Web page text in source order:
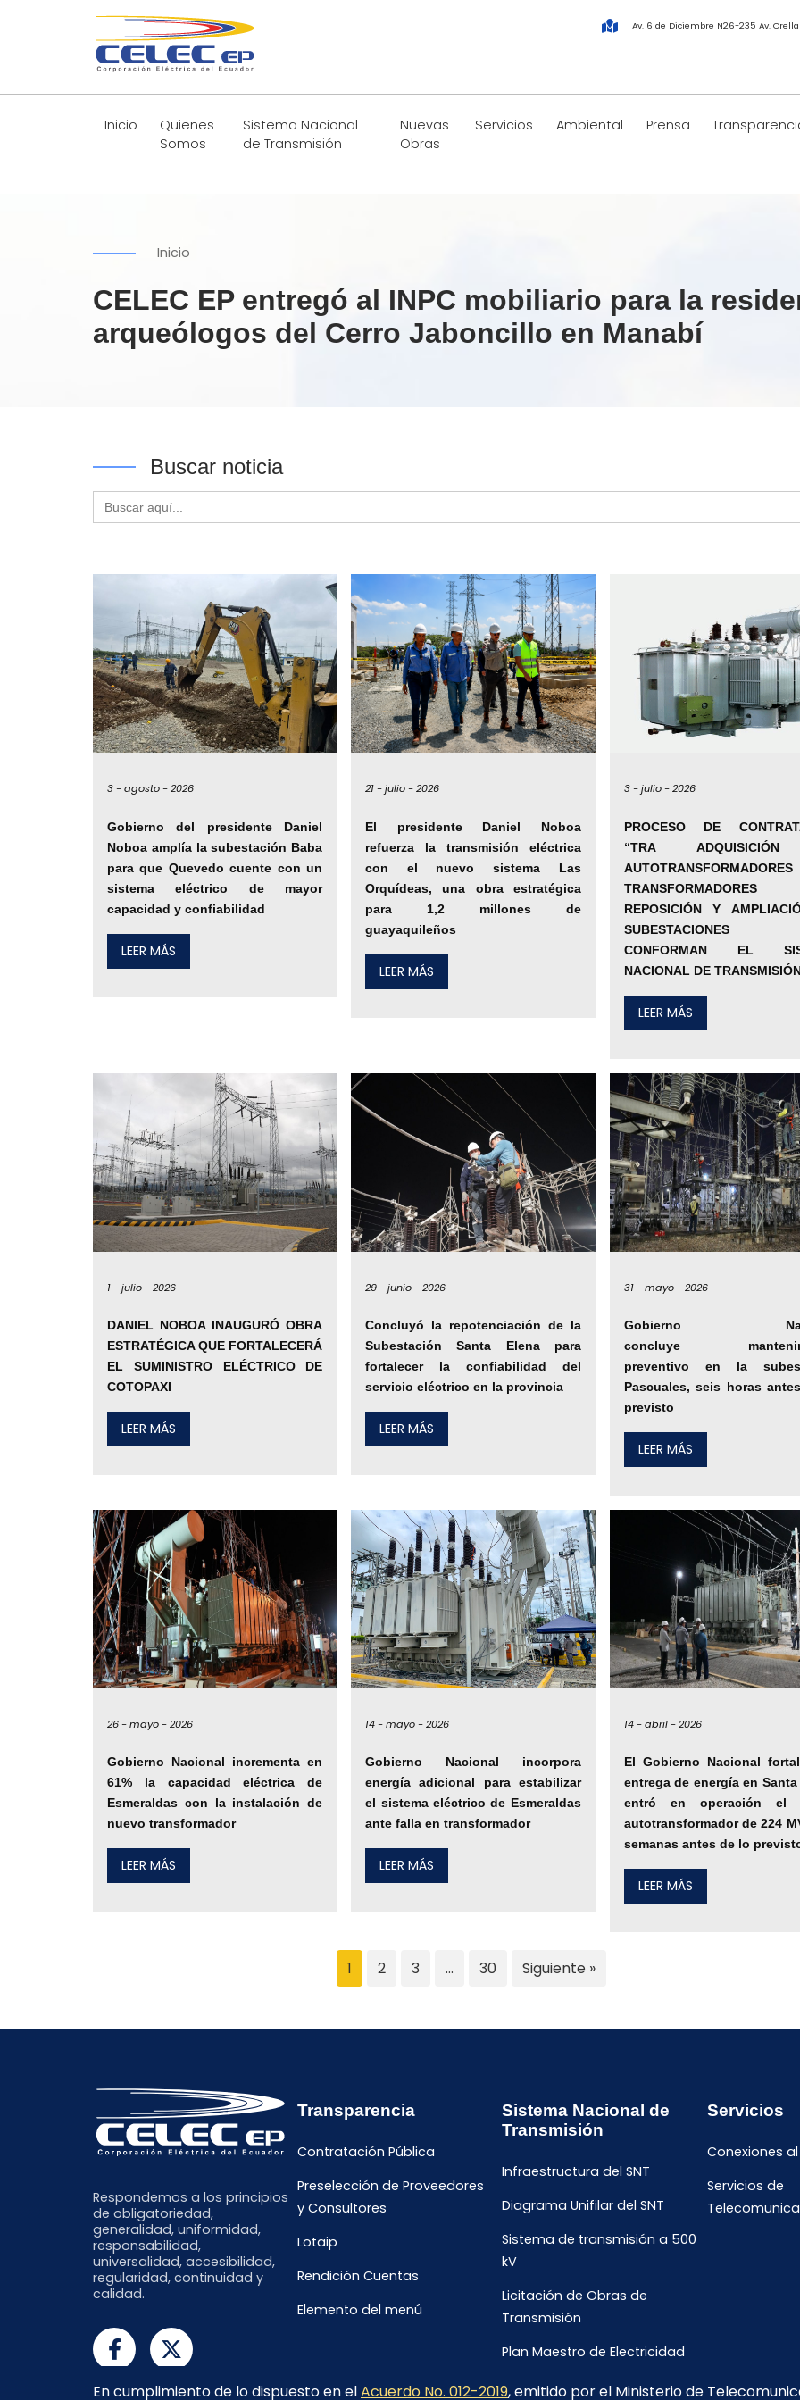
Av. 6 de Diciembre N26-235 Av.
Inicio
Quienes
Somos
Sistema Nacional
de Transmisión
Nuevas
Obras
Servicios Ambiental Prensa
Inicio
CELEC EP entregó al INPC mobiliario para la
arqueólogos del Cerro Jaboncillo en Manabí
Buscar noticia
Buscar:
3 -agosto -2026
Gobierno del presidente Daniel
Noboa amplía la subestación Baba
para que Quevedo cuente con un
sistema eléctrico de mayor
capacidad y confiabilidad
LEER MÁS
21 - julio - 2026
El presidente Daniel Noboa
refuerza la transmisión eléctrica
con el nuevo sistema Las
Orquídeas, una obra estratégica
para 1,2 millones de
guayaquileños
LEER MÁS
3 - julio - 2026
PROCESO DE
“TRA
TRANSFORMADORES
REPOSICIÓN Y
SUBESTACIONES
CONFORMAN EL
NACIONAL DE
LEER MÁS
1 -julio -2026
DANIEL NOBOA INAUGURÓ OBRA
ESTRATÉGICA QUE FORTALECERÁ
EL SUMINISTRO ELÉCTRICO DE
COTOPAXI
LEER MÁS
29 - junio - 2026
Concluyó la repotenciación de la
Subestación Santa Elena para
fortalecer la confiabilidad del
servicio eléctrico en la provincia
LEER MÁS
31 - mayo - 2026
Gobierno
concluye
preventivo en la
Pascuales, seis horas
previsto
LEER MÁS
26 -mayo -2026
Gobierno Nacional incrementa en
61% la capacidad eléctrica de
Esmeraldas con la instalación de
nuevo transformador
LEER MÁS
14 - mayo - 2026
Gobierno Nacional incorpora
energía adicional para estabilizar
el sistema eléctrico de Esmeraldas
ante falla en transformador
LEER MÁS
14 - abril - 2026
El Gobierno Nacional
entrega de energía en Santa
entró en operación el
autotransformador de 224
semanas antes de lo
LEER MÁS
1 2 3 … 30 Siguiente »
Respondemos a los principios
de obligatoriedad,
generalidad, uniformidad,
responsabilidad,
universalidad, accesibilidad,
regularidad, continuidad y
calidad.
Transparencia
Contratación Pública
Preselección de Proveedores
y Consultores
Lotaip
Rendición Cuentas
Elemento del menú
Sistema Nacional de
Transmisión
Infraestructura del SNT
Diagrama Unifilar del SNT
Sistema de transmisión a 500
kV
Licitación de Obras de
Transmisión
Plan Maestro de Electricidad
Servicios
Conexiones al
Servicios de
En cumplimiento de lo dispuesto en elAcuerdo No. 012-2019, emitido por el Ministerio de